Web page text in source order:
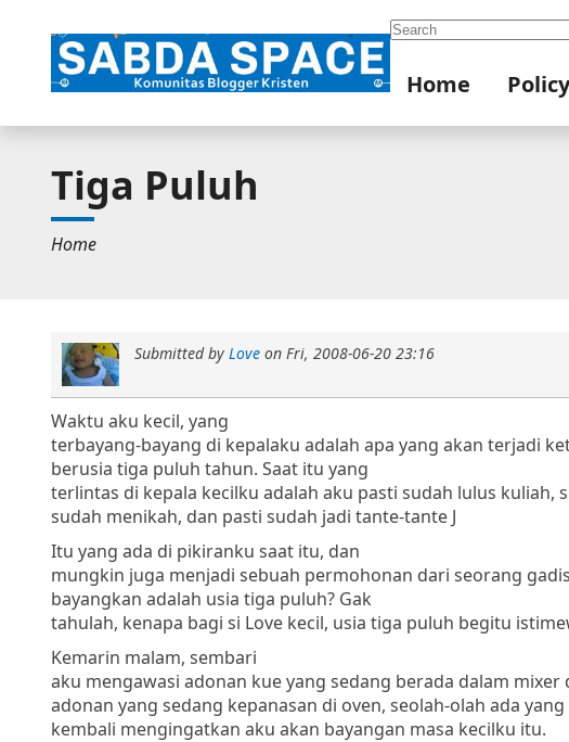
Search
Home Policy
Tiga Puluh
Home
Submitted byLove onFri, 2008-06-20 23:16
Waktu aku kecil, yang
terbayang-bayang di kepalaku adalah apa yang akan terjadi
berusia tiga puluh tahun. Saat itu yang
terlintas di kepala kecilku adalah aku pasti sudah lulus kuliah,
sudah menikah, dan pasti sudah jadi tante-tante J
Itu yang ada di pikiranku saat itu, dan
mungkin juga menjadi sebuah permohonan dari seorang
bayangkan adalah usia tiga puluh? Gak
tahulah, kenapa bagi si Love kecil, usia tiga puluh begitu
Kemarin malam, sembari
aku mengawasi adonan kue yang sedang berada dalam
adonan yang sedang kepanasan di oven, seolah-olah ada
kembali mengingatkan aku akan bayangan masa kecilku itu.